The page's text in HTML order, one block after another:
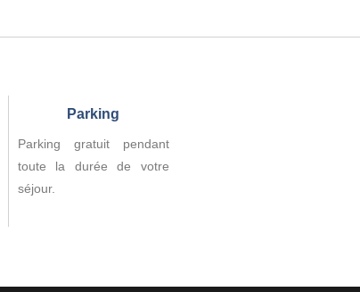
Parking
Parking gratuit pendant
toute la durée de votre
séjour.